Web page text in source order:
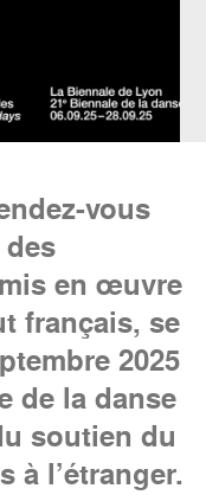
vous
en œuvre
français, se
2025
de la danse
soutien du
à l’étranger.